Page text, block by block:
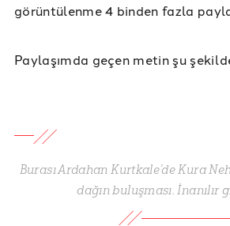
görüntülenme 4 binden fazla
Paylaşımda geçen metin şu
Burası Ardahan Kurtkale’de Kura
dağın buluşması. İnanılır